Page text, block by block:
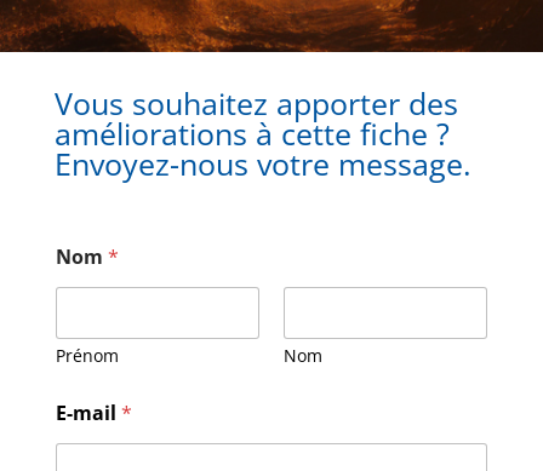
Vous souhaitez apporter des
améliorations à cette fiche ?
Envoyez-nous votre message.
Nom *
Prénom Nom
e
s
E-mail *